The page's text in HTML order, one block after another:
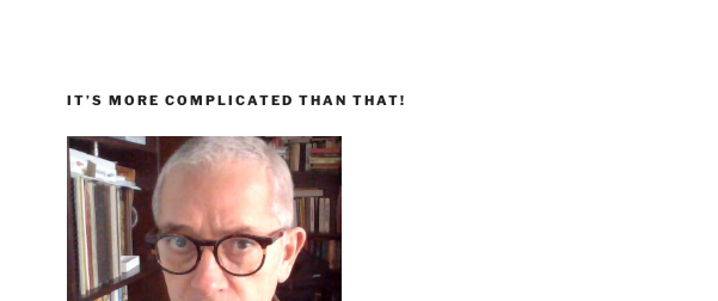
IT’S MORE COMPLICATED THAN THAT!